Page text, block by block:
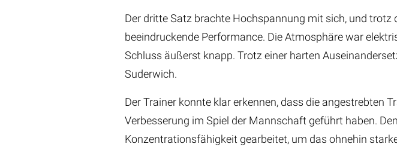
Der dritte Satz brachte Hochspannung mit sich, und
beeindruckende Performance. Die Atmosphäre war
Schluss äußerst knapp. Trotz einer harten
Suderwich.
Der Trainer konnte klar erkennen, dass die angestrebten
Verbesserung im Spiel der Mannschaft geführt haben.
Konzentrationsfähigkeit gearbeitet, um das ohnehin